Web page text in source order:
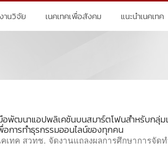
งานวิจัย เนคเทคเพื่อสังคม แนะนำเนคเทค
อพัฒนาแอปพลิเคชันบนสมาร์ตโฟนสำหรับกลุ่มเ
อการทำธุรกรรมออนไลน์ของทุกคน
คเทค สวทช. จัดงานแถลงผลการศึกษาการจัด